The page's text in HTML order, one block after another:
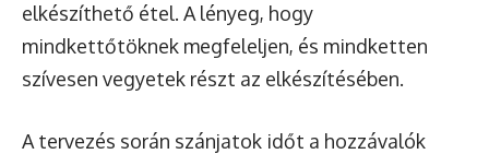
elkészíthető étel. A lényeg, hogy
mindkettőtöknek megfeleljen, és mindketten
szívesen vegyetek részt az elkészítésében.
A tervezés során szánjatok időt a hozzávalók